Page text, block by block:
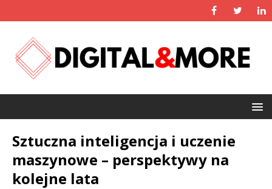
Sztuczna inteligencja i uczenie
maszynowe – perspektywy na
kolejne lata